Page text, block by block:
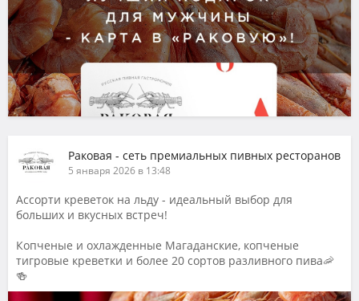
Раковая - сеть премиальных пивных ресторанов
5 января 2026 в 13:48
Ассорти креветок на льду - идеальный выбор для
больших и вкусных встреч!
Копченые и охлажденные Магаданские, копченые
тигровые креветки и более 20 сортов разливного пива🦐
🍻